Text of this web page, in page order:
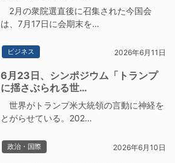
2月の衆院選直後に召集された今国会
は、7月17日に会期末を…
ビジネス 2026年6月11日
6月23日、シンポジウム「トランプ
に揺さぶられる世…
世界がトランプ米大統領の言動に神経を
とがらせている。202…
政治・国際 2026年6月10日